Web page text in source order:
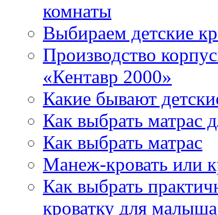
комнаты
Выбираем детские
Производство
«Кентавр 2000»
Какие бывают
Как выбрать матрас
Как выбрать матрас
Манеж-кровать или
Как выбрать
кроватку для малыша